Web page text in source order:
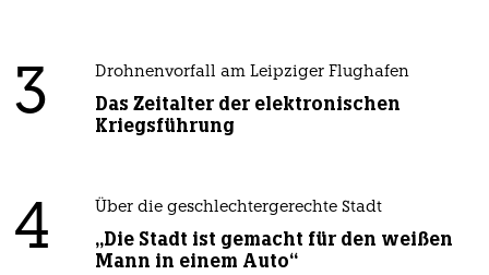
3 Drohnenvorfall am Leipziger Flughafen
Das Zeitalter der elektronischen
Kriegsführung
4 Über die geschlechtergerechte Stadt
„Die Stadt ist gemacht für den weißen
Mann in einem Auto“